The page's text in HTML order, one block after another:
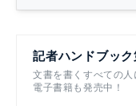
記者ハンドブック
文書を書くすべての人
電子書籍も発売中！